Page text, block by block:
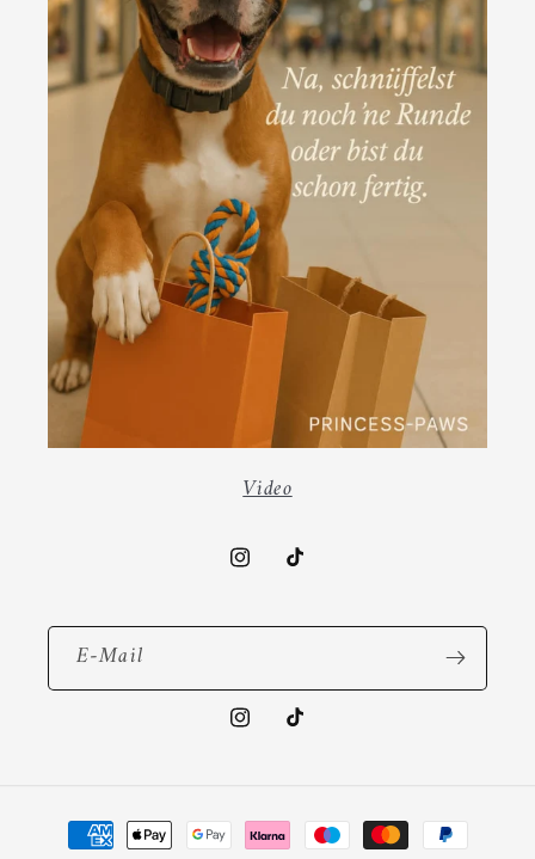
Video
InstagramTikTok
E-Mail
InstagramTikTok
Zahlungsmethoden